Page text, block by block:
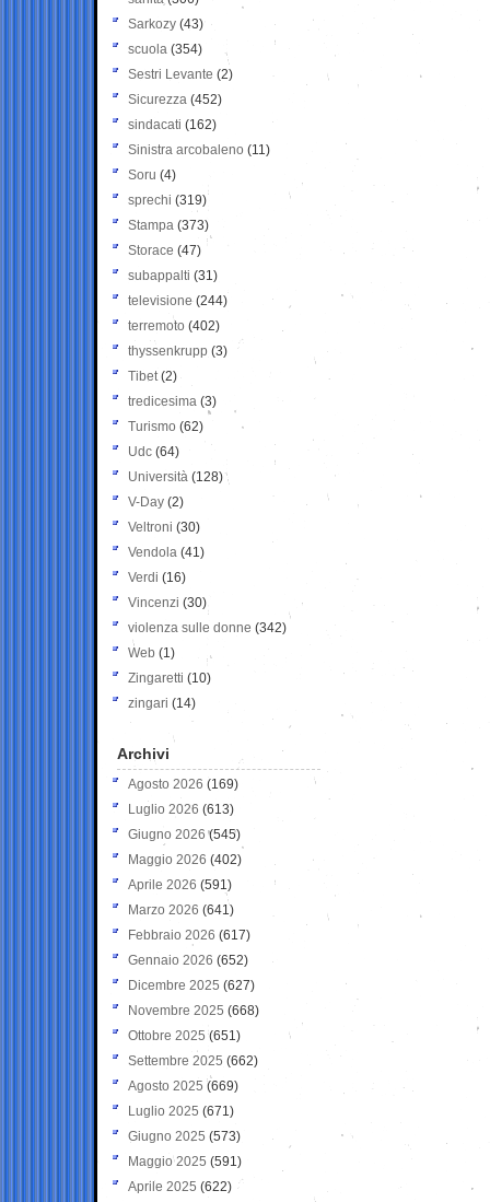
Sarkozy (43)
scuola (354)
Sestri Levante (2)
Sicurezza (452)
sindacati (162)
Sinistra arcobaleno (11)
Soru (4)
sprechi (319)
Stampa (373)
Storace (47)
subappalti (31)
televisione(244)
terremoto (402)
thyssenkrupp (3)
Tibet(2)
tredicesima (3)
Turismo (62)
Udc (64)
Università (128)
V-Day (2)
Veltroni (30)
Vendola (41)
Verdi (16)
Vincenzi (30)
violenza sulle donne (342)
Web (1)
Zingaretti (10)
zingari (14)
Archivi
Agosto 2026 (169)
Luglio 2026 (613)
Giugno 2026 (545)
Maggio 2026 (402)
Aprile 2026 (591)
Marzo 2026 (641)
Febbraio 2026 (617)
Gennaio 2026 (652)
Dicembre 2025 (627)
Novembre 2025 (668)
Ottobre 2025 (651)
Settembre 2025 (662)
Agosto 2025 (669)
Luglio 2025 (671)
Giugno 2025 (573)
Maggio 2025 (591)
Aprile 2025 (622)